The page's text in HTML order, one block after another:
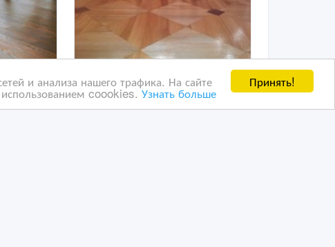
Принять!
и анализа нашего трафика. На сайте
использованием coookies.Узнать больше